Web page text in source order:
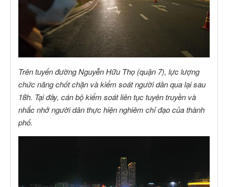
Trên tuyến đường Nguyễn Hữu Thọ (quận 7), lực lượng
chức năng chốt chặn và kiểm soát người dân qua lại sau
18h. Tại đây, cán bộ kiểm soát liên tục tuyên truyền và
nhắc nhở người dân thực hiện nghiêm chỉ đạo của thành
phố.